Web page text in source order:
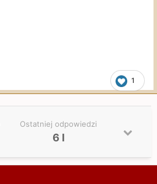
1
Ostatniej odpowiedzi
6 l